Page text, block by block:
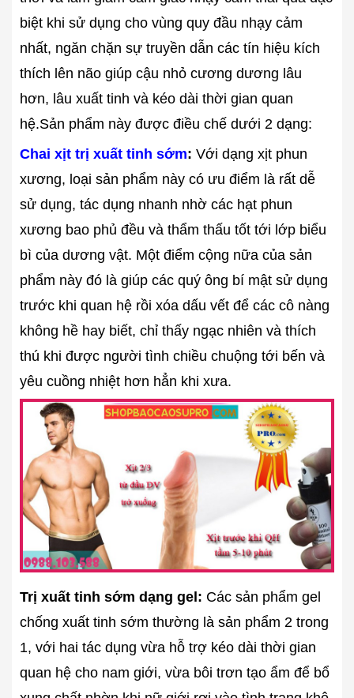
biệt khi sử dụng cho vùng quy đầu nhạy cảm
nhất, ngăn chặn sự truyền dẫn các tín hiệu kích
thích lên não giúp cậu nhỏ cương dương lâu
hơn, lâu xuất tinh và kéo dài thời gian quan
hệ.Sản phẩm này được điều chế dưới 2 dạng:
Chai xịt trị xuất tinh sớm: Với dạng xịt phun
xương, loại sản phẩm này có ưu điểm là rất dễ
sử dụng, tác dụng nhanh nhờ các hạt phun
xương bao phủ đều và thẩm thấu tốt tới lớp biểu
bì của dương vật. Một điểm cộng nữa của sản
phẩm này đó là giúp các quý ông bí mật sử dụng
trước khi quan hệ rồi xóa dấu vết để các cô nàng
không hề hay biết, chỉ thấy ngạc nhiên và thích
thú khi được người tình chiều chuộng tới bến và
yêu cuồng nhiệt hơn hẳn khi xưa.
Trị xuất tinh sớm dạng gel: Các sản phẩm gel
chống xuất tinh sớm thường là sản phẩm 2 trong
1, với hai tác dụng vừa hỗ trợ kéo dài thời gian
quan hệ cho nam giới, vừa bôi trơn tạo ẩm để bổ